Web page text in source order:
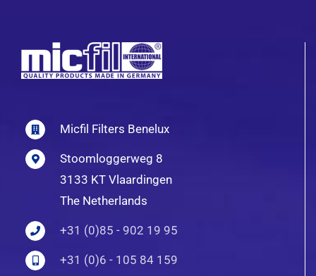
Micfil Filters Benelux
Stoomloggerweg 8
3133 KT Vlaardingen
The Netherlands
+31 (0)85 - 902 19 95
+31 (0)6 - 105 84 159